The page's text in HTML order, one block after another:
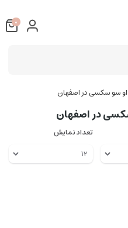
سو سکسی در اصفهان
در اصفهان
تعداد نمایش
0